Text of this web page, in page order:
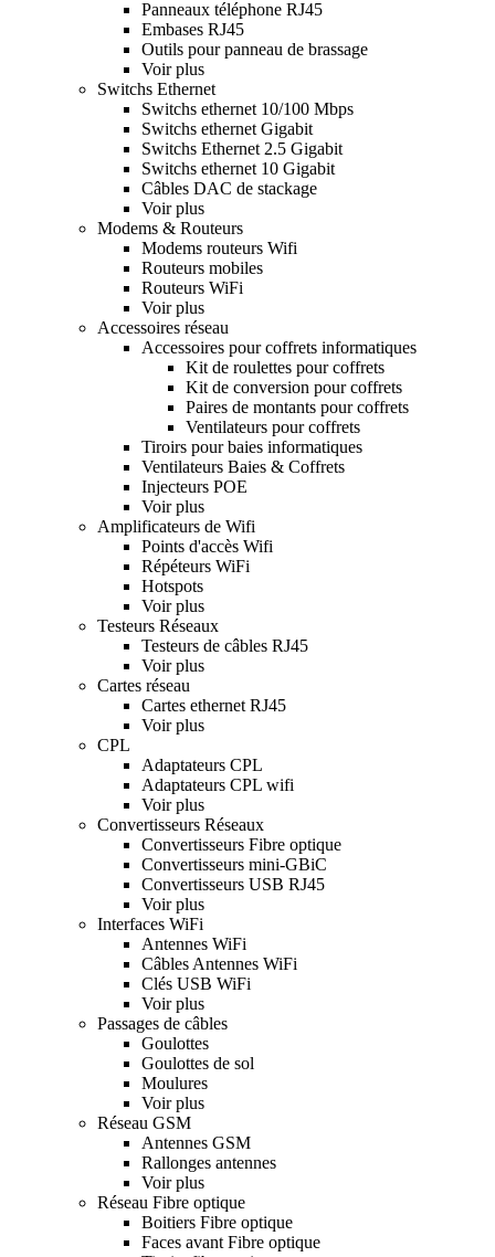
Panneaux téléphone RJ45
Embases RJ45
Outils pour panneau de brassage
Voir plus
Switchs Ethernet
Switchs ethernet 10/100 Mbps
Switchs ethernet Gigabit
Switchs Ethernet 2.5 Gigabit
Switchs ethernet 10 Gigabit
Câbles DAC de stackage
Voir plus
Modems & Routeurs
Modems routeurs Wifi
Routeurs mobiles
Routeurs WiFi
Voir plus
Accessoires réseau
Accessoires pour coffrets informatiques
Kit de roulettes pour coffrets
Kit de conversion pour coffrets
Paires de montants pour coffrets
Ventilateurs pour coffrets
Tiroirs pour baies informatiques
Ventilateurs Baies & Coffrets
Injecteurs POE
Voir plus
Amplificateurs de Wifi
Points d'accès Wifi
Répéteurs WiFi
Hotspots
Voir plus
Testeurs Réseaux
Testeurs de câbles RJ45
Voir plus
Cartes réseau
Cartes ethernet RJ45
Voir plus
CPL
Adaptateurs CPL
Adaptateurs CPL wifi
Voir plus
Convertisseurs Réseaux
Convertisseurs Fibre optique
Convertisseurs mini-GBiC
Convertisseurs USB RJ45
Voir plus
Interfaces WiFi
Antennes WiFi
Câbles Antennes WiFi
Clés USB WiFi
Voir plus
Passages de câbles
Goulottes
Goulottes de sol
Moulures
Voir plus
Réseau GSM
Antennes GSM
Rallonges antennes
Voir plus
Réseau Fibre optique
Boitiers Fibre optique
Faces avant Fibre optique